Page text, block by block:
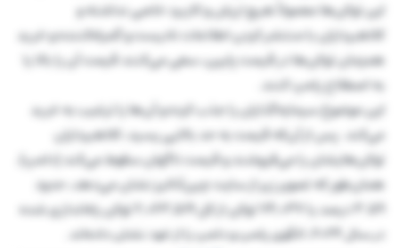
این توکن‌ها معمولاً هیچ ارزش و کاربرد خاصی نداشته و
کلاهبرداران با منتشر کردن اطلاعات نادرست و گمراه‌کننده و خرید
همزمان توکن‌ها در قیمت پایین، سعی می‌کنند قیمت آن را بالا یا
به اصطلاح پامپ کنند.
این موضوع سرمایه‌گذاران را جذب کرده و آن‌ها را ترغیب به خرید
می‌کند. پس از آن‌که قیمت به حد بالایی رسید، کلاهبرداران
توکن‌هایشان را می‌فروشند و قیمت ناگهان سقوط می‌کند (دامپ).
همان‌طور که تصویر زیر از سایت چین‌آنالیز نشان می‌دهد، حدود
۳.۵۹ درصد یا 74,037 توکن از کل 2,063,519 توکن راه‌اندازی شده
در سال ۲۰۲۴، الگوی پامپ و دامپ را از خود نشان داده‌اند.